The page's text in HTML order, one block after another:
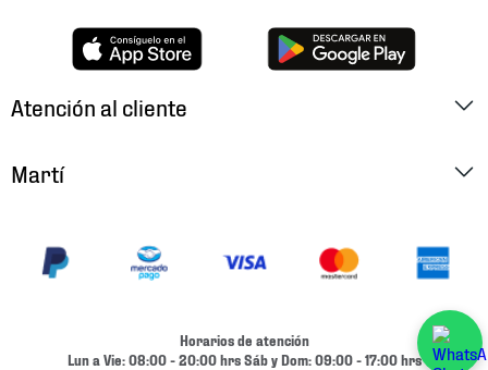
Atención al cliente
Cambios y Devoluciones
Martí
Ubica tu Tienda
Términos y Condiciones
Horarios de atención
Lun a Vie: 08:00 - 20:00 hrs Sáb y Dom: 09:00 - 17:00 hrs